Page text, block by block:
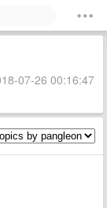
07-26 00:16:47